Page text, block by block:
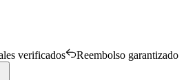
verificados Reembolso garantizado